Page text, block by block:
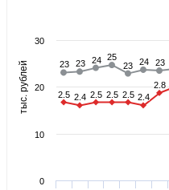
тыс. рублей 23
23 23
23 24
24 25
25
23
23 24
24 23
23
2.5
2.5 2.4
2.4 2.5
2.5 2.5
2.5 2.5
2.5 2.4
2.4
2.8
2.8
0
10
20
30